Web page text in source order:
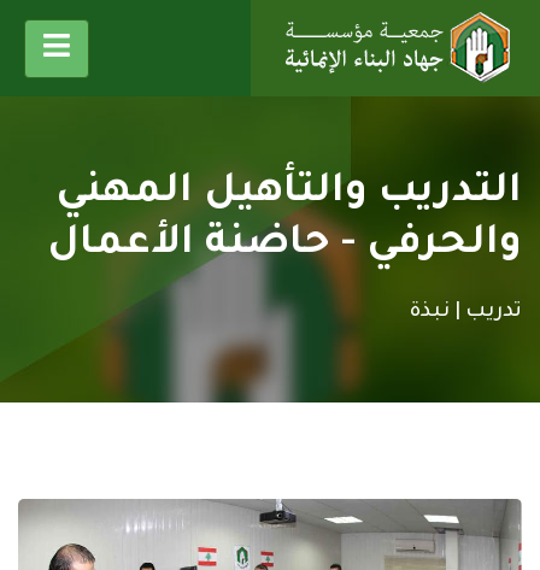
التدريب والتأهيل المهني
والحرفي - حاضنة الأعمال
تدريب | نبذة